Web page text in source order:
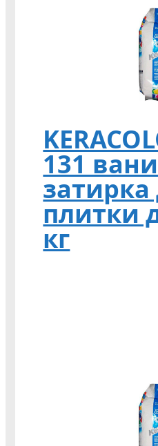
131
затирка
плитки
кг